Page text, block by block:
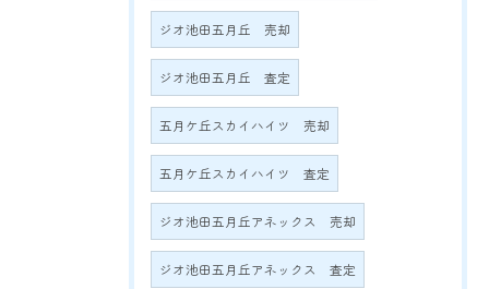
ジオ池田五月丘 売却
ジオ池田五月丘 査定
五月ケ丘スカイハイツ 売却
五月ケ丘スカイハイツ 査定
ジオ池田五月丘アネックス 売却
ジオ池田五月丘アネックス 査定